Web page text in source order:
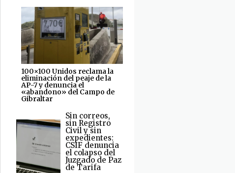
100×100 Unidos reclama la
eliminación del peaje de la
AP-7 y denuncia el
«abandono» del Campo de
Gibraltar
Sin correos,
sin Registro
Civil y sin
expedientes:
CSIF denuncia
el colapso del
Juzgado de Paz
de Tarifa